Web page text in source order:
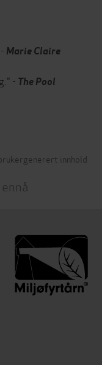
Marie Claire
- The Pool
innhold